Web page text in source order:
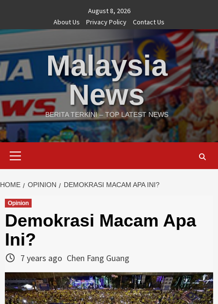
content
August 8, 2026
About Us
Privacy Policy Contact Us
Malaysia
News
BERITA TERKINI – TOP LATEST NEWS
HOME OPINION DEMOKRASI MACAM APA INI?
Opinion
Demokrasi Macam Apa
Ini?
7 years ago Chen Fang Guang